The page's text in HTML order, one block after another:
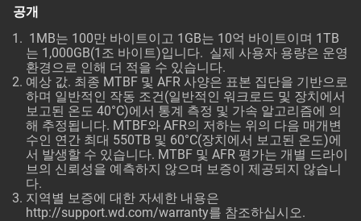
공개
1MB는 100만 바이트이고 1GB는 10억 바이트이며 1TB
는 1,000GB(1조 바이트)입니다. 실제 사용자 용량은 운영
환경으로 인해 더 적을 수 있습니다.
예상 값. 최종 MTBF 및 AFR 사양은 표본 집단을 기반으로
하며 일반적인 작동 조건(일반적인 워크로드 및 장치에서
보고된 온도 40°C)에서 통계 측정 및 가속 알고리즘에 의
해 추정됩니다. MTBF와 AFR의 저하는 위의 다음 매개변
수인 연간 최대 550TB 및 60°C(장치에서 보고된 온도)에
서 발생할 수 있습니다. MTBF 및 AFR 평가는 개별 드라이
브의 신뢰성을 예측하지 않으며 보증이 제공되지 않습니
다.
지역별 보증에 대한 자세한 내용은
http://support.wd.com/warranty를 참조하십시오.